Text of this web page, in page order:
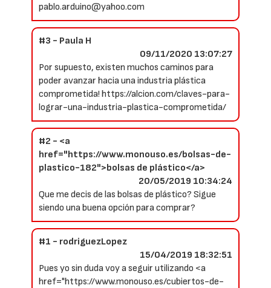
pablo.arduino@yahoo.com
#3 - Paula H
09/11/2020 13:07:27
Por supuesto, existen muchos caminos para
poder avanzar hacia una industria plástica
comprometida! https://alcion.com/claves-para-
lograr-una-industria-plastica-comprometida/
#2 - <a
href="https://www.monouso.es/bolsas-de-
plastico-182">bolsas de plástico</a>
20/05/2019 10:34:24
Que me decis de las bolsas de plástico? Sigue
siendo una buena opción para comprar?
#1 - rodriguezLopez
15/04/2019 18:32:51
Pues yo sin duda voy a seguir utilizando <a
href="https://www.monouso.es/cubiertos-de-